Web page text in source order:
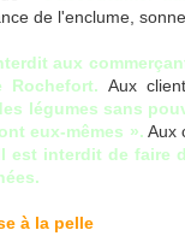
de l'enclume,
aux
Rochefort. Aux
légumes sans
eux-mêmes ». Aux
l est interdit de faire
à la pelle